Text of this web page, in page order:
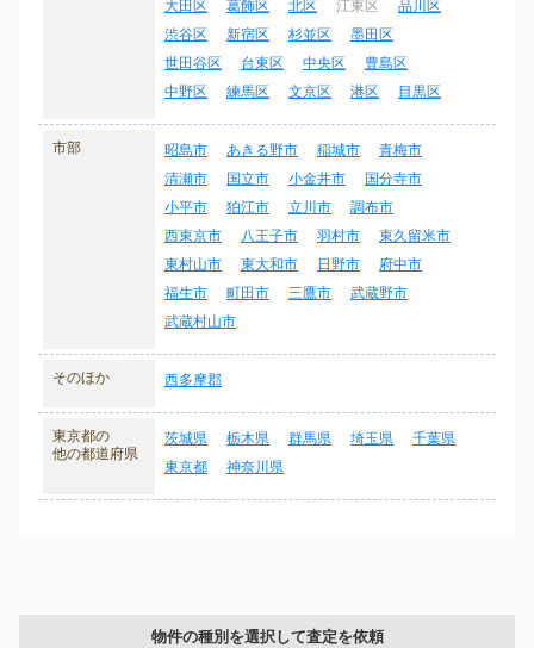
大田区
葛飾区 北区 江東区
品川区
渋谷区
新宿区 杉並区
墨田区
世田谷区
台東区 中央区
豊島区
中野区
練馬区 文京区 港区 目黒区
市部 昭島市 あきる野市 稲城市
青梅市
清瀬市
国立市 小金井市
国分寺市
小平市
狛江市 立川市
調布市
西東京市
八王子市 羽村市
東久留米市
東村山市
東大和市 日野市
府中市
福生市
町田市 三鷹市
武蔵野市
武蔵村山市
そのほか 西多摩郡
東京都の
他の都道府県
茨城県 栃木県 群馬県 埼玉県
千葉県
東京都
神奈川県
物件の種別を選択して査定を依頼